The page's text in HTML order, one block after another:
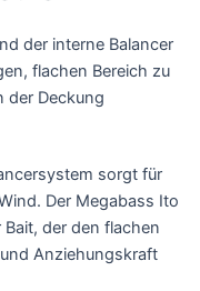
der interne Balancer
flachen Bereich zu
der Deckung
sorgt für
Der Megabass Ito
der den flachen
Anziehungskraft